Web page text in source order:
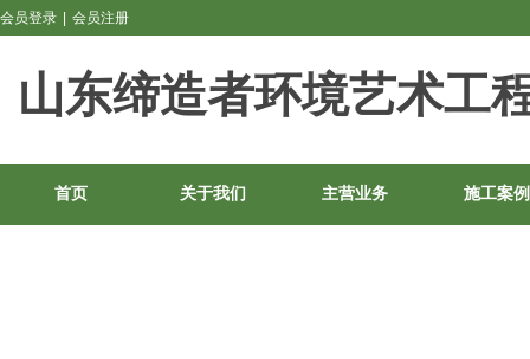
山东缔造者环境艺术工
会员登录 会员注册
首页 关于我们 主营业务 施工案例